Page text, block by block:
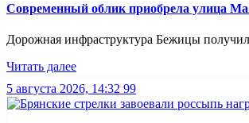
Современный облик приобрела улица
Дорожная инфраструктура Бежицы
Читать далее
5 августа 2026, 14:32 99